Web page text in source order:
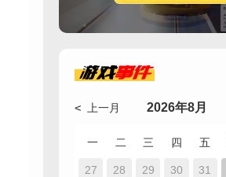
游戏事件
< 上一月 2026年8月
一 二 三 四 五
27 28 29 30 31